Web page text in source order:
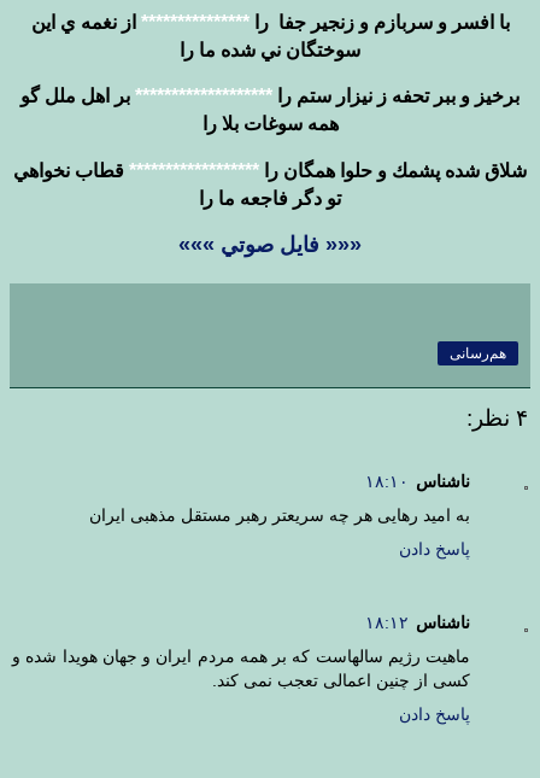
با افسر و سربازم و زنجير جفا را*************** از نغمه ي اين
سوختگان ني شده ما را
برخيز و ببر تحفه ز نيزار ستم را ******************* بر اهل ملل گو
همه سوغات بلا را
شلاق شده پشمك و حلوا همگان را ****************** قطاب نخواهي
تو دگر فاجعه ما را
««« فايل صوتي »»»
هم‌رسانی
۴ نظر:
ناشناس
۱۸:۱۰
به امید رهایی هر چه سریعتر رهبر مستقل مذهبی ایران
پاسخ دادن
ناشناس ۱۸:۱۲
ماهیت رژیم سالهاست که بر همه مردم ایران و جهان هویدا شده و
کسی از چنین اعمالی تعجب نمی کند.
پاسخ دادن